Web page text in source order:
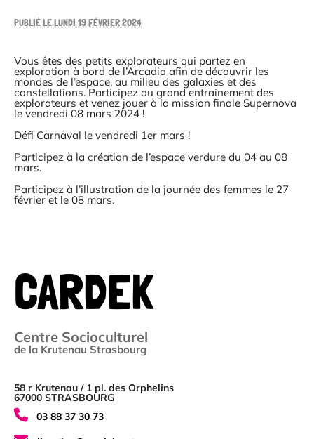
PUBLIÉ LE LUNDI 19 FÉVRIER 2024
Vous êtes des petits explorateurs qui partez en
exploration à bord de l’Arcadia afin de découvrir les
mondes de l’espace, au milieu des galaxies et des
constellations. Participez au grand entrainement des
explorateurs et venez jouer à la mission finale Supernova
le vendredi 08 mars 2024 !
Défi Carnaval le vendredi 1er mars !
Participez à la création de l’espace verdure du 04 au 08
mars.
Participez à l’illustration de la journée des femmes le 27
février et le 08 mars.
CARDEK
Centre Socioculturel
de la Krutenau Strasbourg
58 r Krutenau / 1 pl. des Orphelins
67000 STRASBOURG
03 88 37 30 73